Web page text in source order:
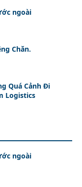
ngoài
Chăn.
Quá Cảnh Đi
Logistics
ngoài